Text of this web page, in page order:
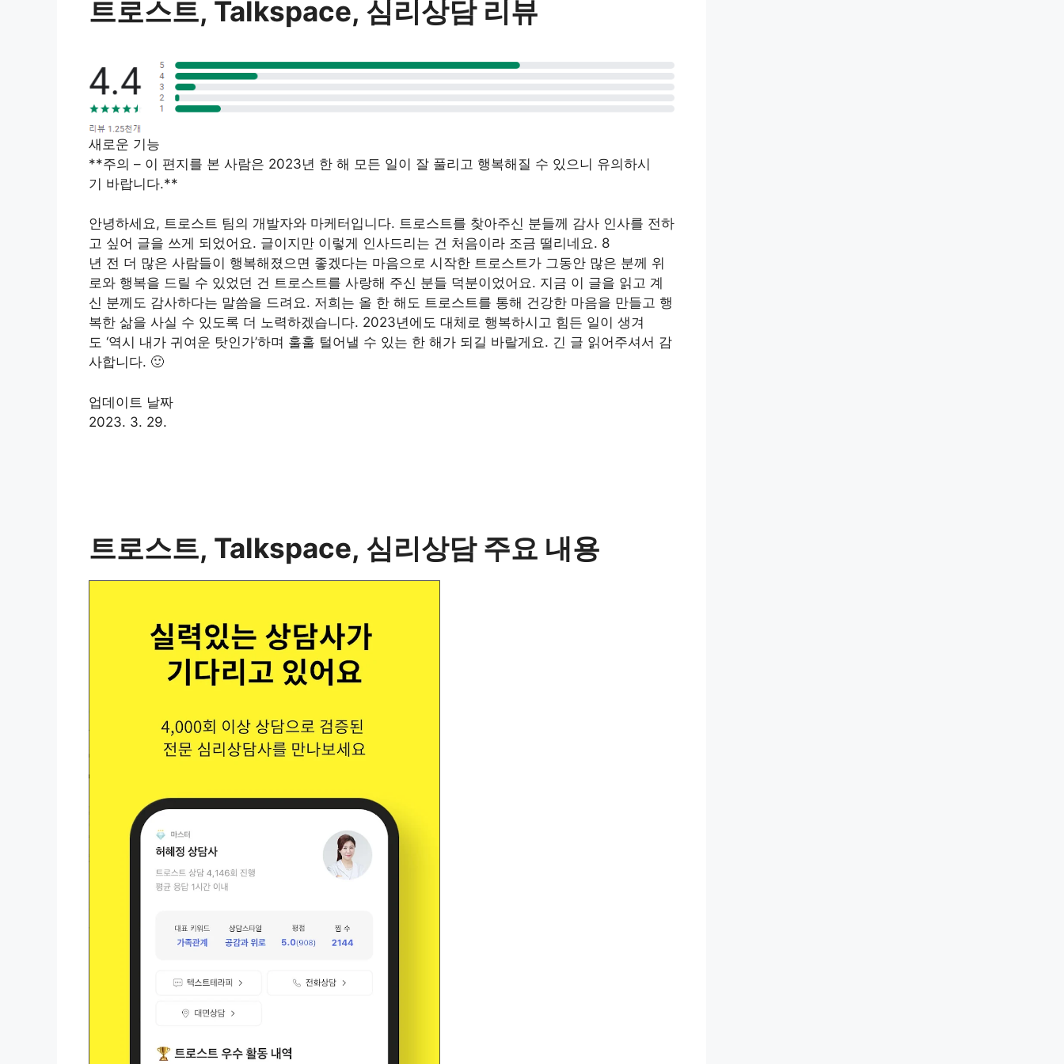
트로스트, Talkspace, 심리상담 리뷰
새로운 기능
**주의 – 이 편지를 본 사람은 2023년 한 해 모든 일이 잘 풀리고 행복해질 수 있으니 유의하시
기 바랍니다.**
안녕하세요, 트로스트 팀의 개발자와 마케터입니다. 트로스트를 찾아주신 분들께 감사 인사를 전하
고 싶어 글을 쓰게 되었어요. 글이지만 이렇게 인사드리는 건 처음이라 조금 떨리네요. 8
년 전 더 많은 사람들이 행복해졌으면 좋겠다는 마음으로 시작한 트로스트가 그동안 많은 분께 위
로와 행복을 드릴 수 있었던 건 트로스트를 사랑해 주신 분들 덕분이었어요. 지금 이 글을 읽고 계
신 분께도 감사하다는 말씀을 드려요. 저희는 올 한 해도 트로스트를 통해 건강한 마음을 만들고 행
복한 삶을 사실 수 있도록 더 노력하겠습니다. 2023년에도 대체로 행복하시고 힘든 일이 생겨
도 ‘역시 내가 귀여운 탓인가’하며 훌훌 털어낼 수 있는 한 해가 되길 바랄게요. 긴 글 읽어주셔서 감
사합니다. 🙂
업데이트 날짜
2023. 3. 29.
트로스트, Talkspace, 심리상담 주요 내용